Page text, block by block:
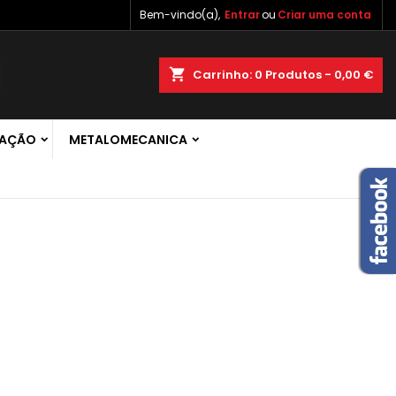
Bem-vindo(a), Entrarou Criar uma conta
shopping_cart Carrinho: 0 Produtos - 0,00 €
METALOMECANICA